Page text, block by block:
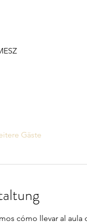
Gäste
cómo llevar al